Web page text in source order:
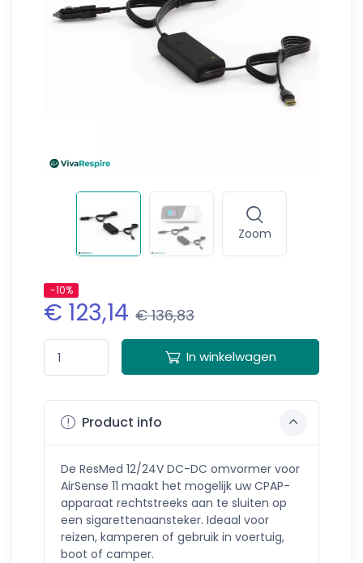
Zoom
-10%
€ 123,14 € 136,83
In winkelwagen
Product info
De ResMed 12/24V DC-DC omvormer voor
AirSense 11 maakt het mogelijk uw CPAP-
apparaat rechtstreeks aan te sluiten op
een sigarettenaansteker. Ideaal voor
reizen, kamperen of gebruik in voertuig,
boot of camper.